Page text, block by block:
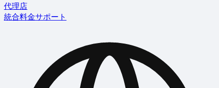
代理店
統合料金サポート